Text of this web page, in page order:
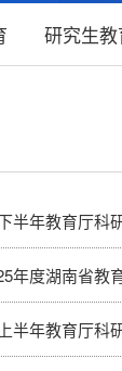
研究生教
半年教育厅科
年度湖南省教
半年教育厅科